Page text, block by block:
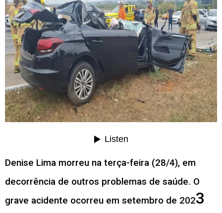
Denise Lima morreu na terça-feira (28/4), em
decorrência de outros problemas de saúde. O
grave acidente ocorreu em setembro de 2023